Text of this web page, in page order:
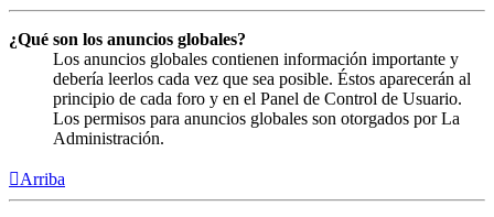
¿Qué son los anuncios globales?
Los anuncios globales contienen información importante y
debería leerlos cada vez que sea posible. Éstos aparecerán al
principio de cada foro y en el Panel de Control de Usuario.
Los permisos para anuncios globales son otorgados por La
Administración.
Arriba